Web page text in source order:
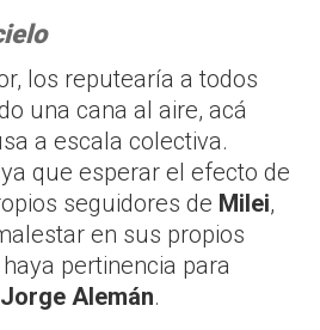
los reputearía a todos
una cana al aire, acá
a escala colectiva.
que esperar el efecto de
seguidores de Milei,
en sus propios
pertinencia para
Jorge Alemán.